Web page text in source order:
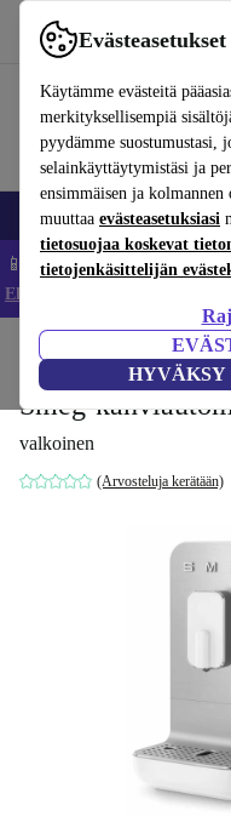
Evästeasetukset
Käytämme evästeitä
merkityksellisempiä
pyydämme suostumustasi,
selainkäyttäytymistäsi ja
ensimmäisen ja
muuttaa evästeasetuksiasi
tietosuojaa koskevat
tietojenkäsittelijän
Käytä refurbed-palvelua
Matkapuhelimet ja
📱 Säästä 5 % LISÄÄ
Ehdot ja säännöt
Juomat
Smeg-
valkoinen
(Arvosteluja kerätään)